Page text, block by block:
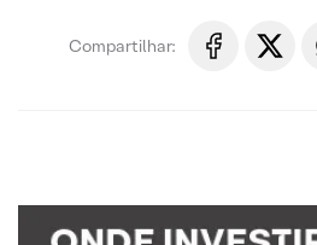
Compartilhar: